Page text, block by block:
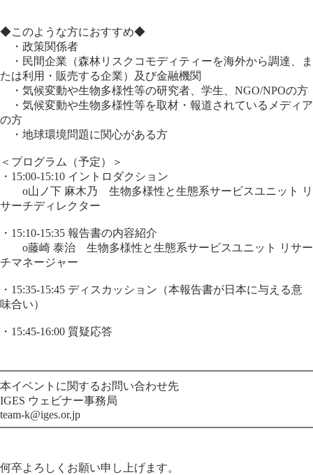
◆このような方におすすめ◆
・政策関係者
・民間企業（森林リスクコモディティーを海外から調達、ま
たは利用・販売する企業）及び金融機関
・気候変動や生物多様性等の研究者、学生、NGO/NPOの方
・気候変動や生物多様性等を取材・報道されているメディア
の方
・地球環境問題に関心がある方
＜プログラム（予定）＞
・15:00-15:10 イントロダクション
o山ノ下 麻木乃 生物多様性と生態系サービスユニット リ
サーチディレクター
・15:10-15:35 報告書の内容紹介
o藤崎 泰治 生物多様性と生態系サービスユニット リサー
チマネージャー
・15:35-15:45 ディスカッション（本報告書が日本に与える意
味合い）
・15:45-16:00 質疑応答
本イベントに関するお問い合わせ先
IGES ウェビナー事務局
team-k@iges.or.jp
何卒よろしくお願い申し上げます。